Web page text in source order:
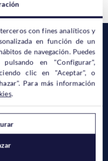
Hosting
SSD
Correo Electrónico
Windows
Prestashop
con fines analíticos y
en función de un
de navegación. Puedes
pulsando en "Configurar",
clic en "Aceptar", o
Para más información
.